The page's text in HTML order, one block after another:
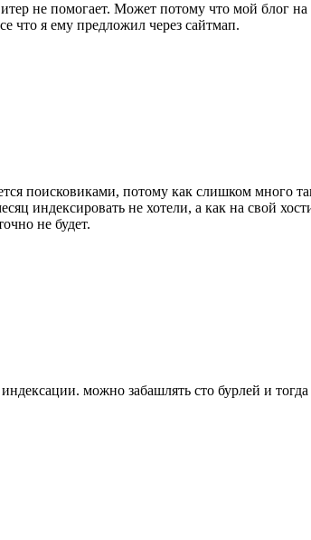
не помогает. Может потому что мой блог
что я ему предложил через сайтмап.
поисковиками, потому как слишком много
индексировать не хотели, а как на свой
не будет.
можно забашлять сто бурлей и тогда